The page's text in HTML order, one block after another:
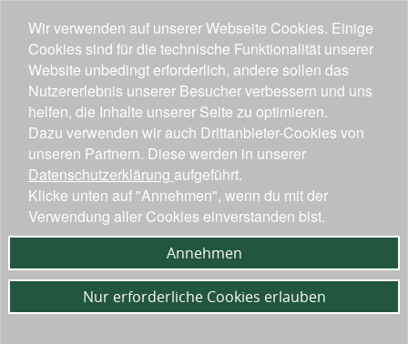
Wir verwenden auf unserer Webseite Cookies. Einige
Cookies sind für die technische Funktionalität unserer
Website unbedingt erforderlich, andere sollen das
Nutzererlebnis unserer Besucher verbessern und uns
helfen, die Inhalte unserer Seite zu optimieren.
Dazu verwenden wir auch Drittanbieter-Cookies von
unseren Partnern. Diese werden in unserer
Datenschutzerklärung aufgeführt.
Klicke unten auf "Annehmen", wenn du mit der
Verwendung aller Cookies einverstanden bist.
Annehmen
Nur erforderliche Cookies erlauben